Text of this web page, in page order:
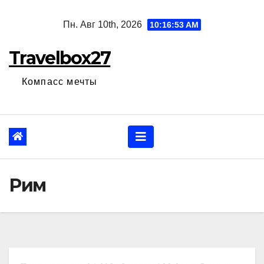
Пн. Авг 10th, 2026 10:16:53 AM
Travelbox27
Компасс мечты
Рим